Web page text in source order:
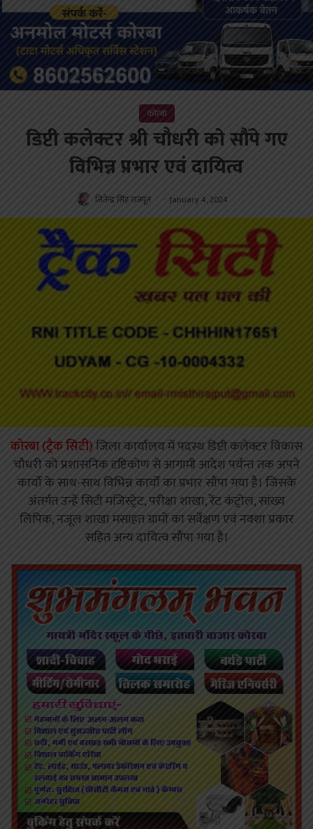
कोरबा
डिप्टी कलेक्टर श्री चौधरी को सौंपे गए
विभिन्न प्रभार एवं दायित्व
जितेन्द्र सिंह राजपूत January 4, 2024
कोरबा (ट्रैक सिटी)जिला कार्यालय में पदस्थ डिप्टी कलेक्टर विकास
चौधरी को प्रशासनिक दृष्टिकोण से आगामी आदेश पर्यन्त तक अपने
कार्यों के साथ-साथ विभिन्न कार्यों का प्रभार सौंपा गया है। जिसके
अंतर्गत उन्हें सिटी मजिस्ट्रेट, परीक्षा शाखा, रेंट कंट्रोल, सांख्य
लिपिक, नजूल शाखा मसाहत ग्रामों का सर्वेक्षण एवं नक्शा प्रकार
सहित अन्य दायित्व सौंपा गया है।